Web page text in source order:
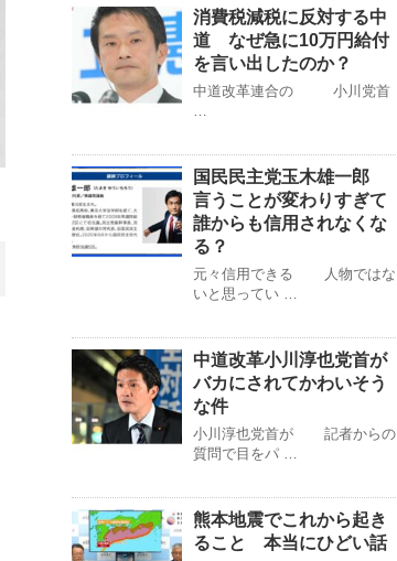
消費税減税に反対する中
道 なぜ急に10万円給付
を言い出したのか？
中道改革連合の 小川党首
…
国民民主党玉木雄一郎
言うことが変わりすぎて
誰からも信用されなくな
る？
元々信用できる 人物ではな
いと思ってい …
中道改革小川淳也党首が
バカにされてかわいそう
な件
小川淳也党首が 記者からの
質問で目をパ …
熊本地震でこれから起き
ること 本当にひどい話